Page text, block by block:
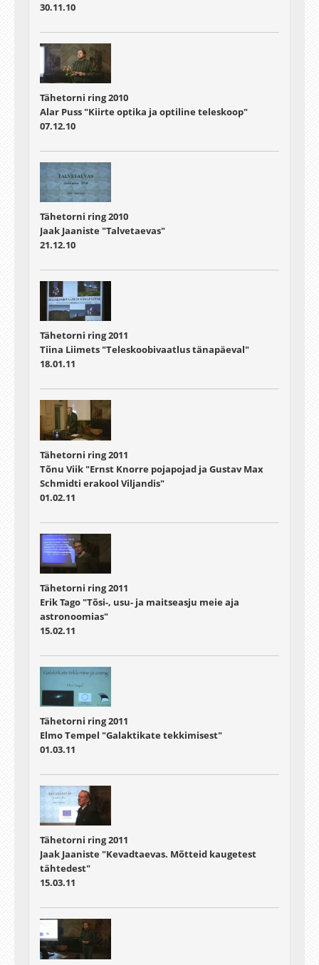
30.11.10
Tähetorni ring 2010
Alar Puss "Kiirte optika ja optiline teleskoop"
07.12.10
Tähetorni ring 2010
Jaak Jaaniste "Talvetaevas"
21.12.10
Tähetorni ring 2011
Tiina Liimets "Teleskoobivaatlus tänapäeval"
18.01.11
Tähetorni ring 2011
Tõnu Viik "Ernst Knorre pojapojad ja Gustav Max
Schmidti erakool Viljandis"
01.02.11
Tähetorni ring 2011
Erik Tago "Tõsi-, usu- ja maitseasju meie aja
astronoomias"
15.02.11
Tähetorni ring 2011
Elmo Tempel "Galaktikate tekkimisest"
01.03.11
Tähetorni ring 2011
Jaak Jaaniste "Kevadtaevas. Mõtteid kaugetest
tähtedest"
15.03.11